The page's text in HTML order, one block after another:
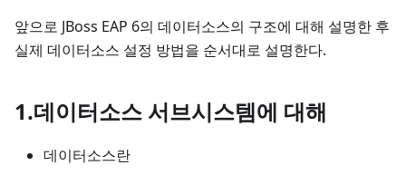
앞으로 JBoss EAP 6의 데이터소스의 구조에 대해 설명한 후
실제 데이터소스 설정 방법을 순서대로 설명한다.
1.데이터소스 서브시스템에 대해
데이터소스란